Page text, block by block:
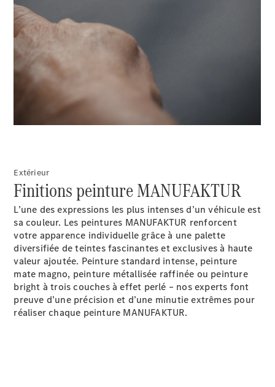
CLA
CLA
Classe C
Berline
Classe
C
Berline
Électrique
EQS
Classe S
Classe S
Limousine
Mercedes-
Maybach
Classe S
Configurateur
Mercedes-
Benz Store
SUV
Extérieur
Finitions peinture MANUFAKTUR
L’une des expressions les plus intenses d’un véhicule est
sa couleur. Les peintures MANUFAKTUR renforcent
votre apparence individuelle grâce à une palette
diversifiée de teintes fascinantes et exclusives à haute
valeur ajoutée. Peinture standard intense, peinture
mate magno, peinture métallisée raffinée ou peinture
bright à trois couches à effet perlé – nos experts font
preuve d’une précision et d’une minutie extrêmes pour
réaliser chaque peinture MANUFAKTUR.